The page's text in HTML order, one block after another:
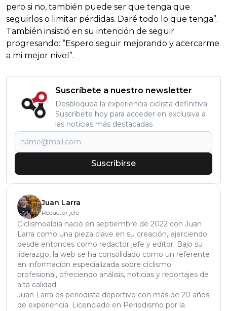
pero si no, también puede ser que tenga que
seguirlos o limitar pérdidas. Daré todo lo que tenga”.
También insistió en su intención de seguir
progresando: “Espero seguir mejorando y acercarme
a mi mejor nivel”.
Suscríbete a nuestro newsletter
Desbloquea la experiencia ciclista definitiva:
Suscríbete hoy para acceder en exclusiva a
las noticias más destacadas
Suscribirse
Juan Larra
Redactor jefe
Ciclismoaldia nació en septiembre de 2022 con Juan
Larra como una pieza clave en su creación, ejerciendo
desde entonces como redactor jefe y editor. Bajo su
liderazgo, la web se ha consolidado como un referente
en información especializada sobre ciclismo
profesional, ofreciendo análisis, noticias y reportajes de
alta calidad.
Juan Larra es periodista deportivo con más de 20 años
de experiencia. Licenciado en Periodismo por la